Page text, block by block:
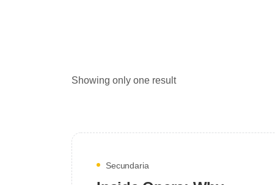
Showing only one result
Secundaria